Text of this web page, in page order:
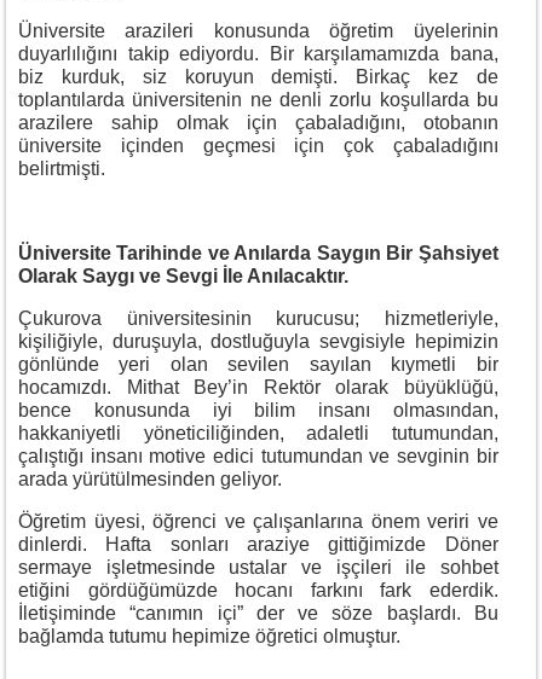
Üniversite arazileri konusunda öğretim üyelerinin
duyarlılığını takip ediyordu. Bir karşılamamızda bana,
biz kurduk, siz koruyun demişti. Birkaç kez de
toplantılarda üniversitenin ne denli zorlu koşullarda bu
arazilere sahip olmak için çabaladığını, otobanın
üniversite içinden geçmesi için çok çabaladığını
belirtmişti.
Üniversite Tarihinde ve Anılarda Saygın Bir Şahsiyet
Olarak Saygı ve Sevgi İle Anılacaktır.
Çukurova üniversitesinin kurucusu; hizmetleriyle,
kişiliğiyle, duruşuyla, dostluğuyla sevgisiyle hepimizin
gönlünde yeri olan sevilen sayılan kıymetli bir
hocamızdı. Mithat Bey’in Rektör olarak büyüklüğü,
bence konusunda iyi bilim insanı olmasından,
hakkaniyetli yöneticiliğinden, adaletli tutumundan,
çalıştığı insanı motive edici tutumundan ve sevginin bir
arada yürütülmesinden geliyor.
Öğretim üyesi, öğrenci ve çalışanlarına önem veriri ve
dinlerdi. Hafta sonları araziye gittiğimizde Döner
sermaye işletmesinde ustalar ve işçileri ile sohbet
etiğini gördüğümüzde hocanı farkını fark ederdik.
İletişiminde “canımın içi” der ve söze başlardı. Bu
bağlamda tutumu hepimize öğretici olmuştur.